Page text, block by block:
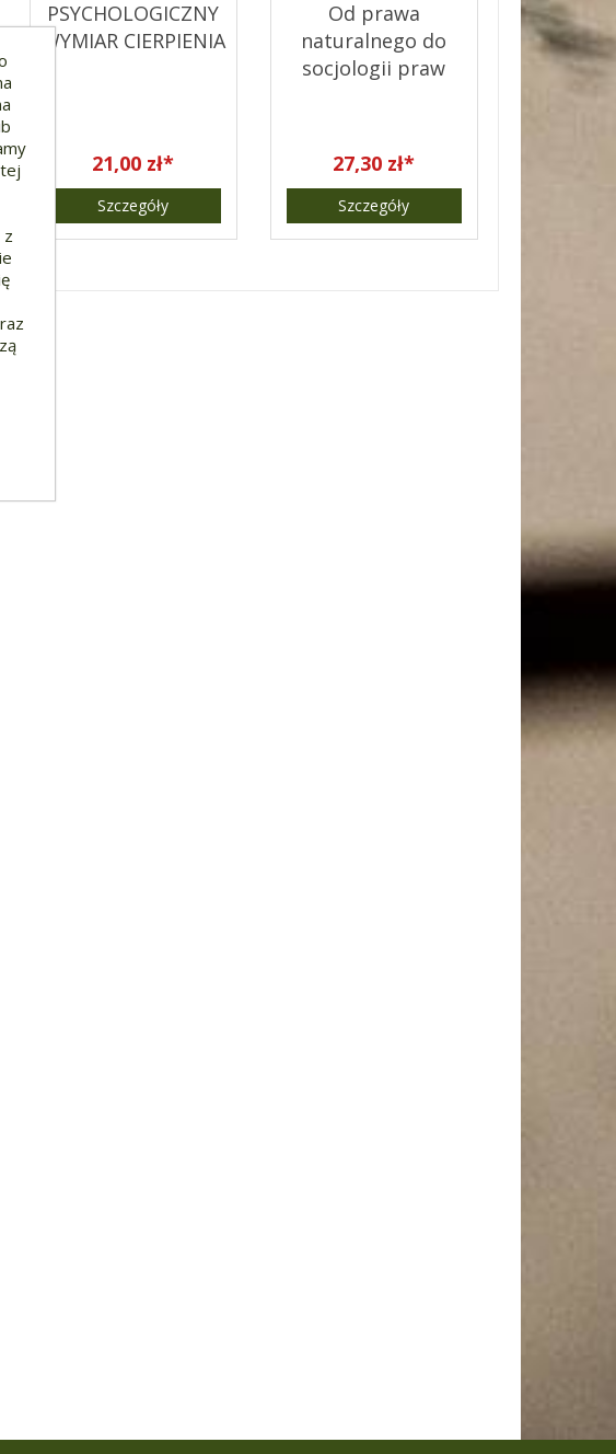
PSYCHOLOGICZNY
WYMIAR CIERPIENIA
21,00 zł*
Szczegóły
Od prawa
naturalnego do
socjologii praw
27,30 zł*
Szczegóły
z